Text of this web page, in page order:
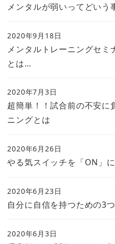
メンタルが弱いってどいう
メンタルトレーニングセミ
とは…
2020年9月18日
超簡単！！試合前の不安に
ニングとは
2020年7月3日
やる気スイッチを「ON」
2020年6月26日
自分に自信を持つための3
2020年6月23日
2020年6月3日